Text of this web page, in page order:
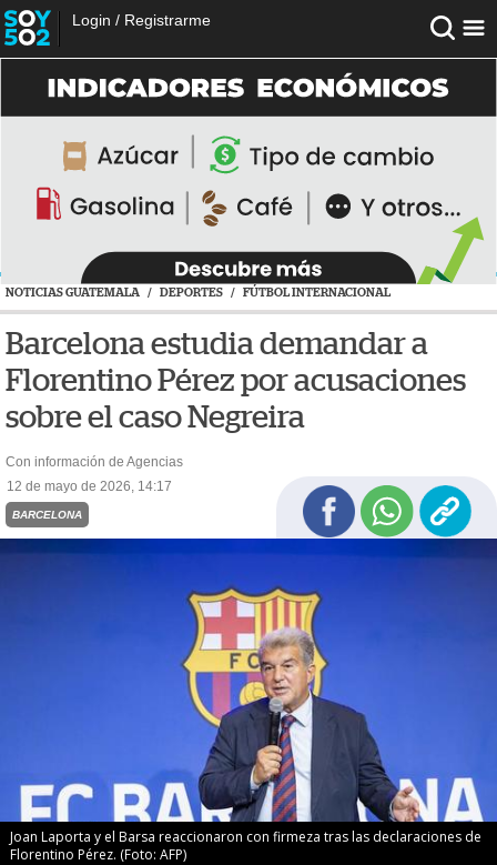
Login / Registrarme
NOTICIAS GUATEMALA / DEPORTES / FÚTBOL INTERNACIONAL
Barcelona estudia demandar a
Florentino Pérez por acusaciones
sobre el caso Negreira
Con información de Agencias
12 de mayo de 2026, 14:17
BARCELONA
Joan Laporta y el Barsa reaccionaron con firmeza tras las declaraciones de
Florentino Pérez. (Foto: AFP)